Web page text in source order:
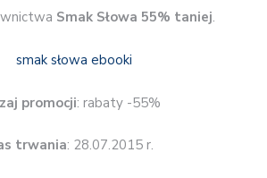
Smak Słowa 55% taniej.
promocji: rabaty -55%
trwania: 28.07.2015 r.